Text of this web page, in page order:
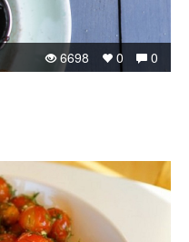
0
0
6698